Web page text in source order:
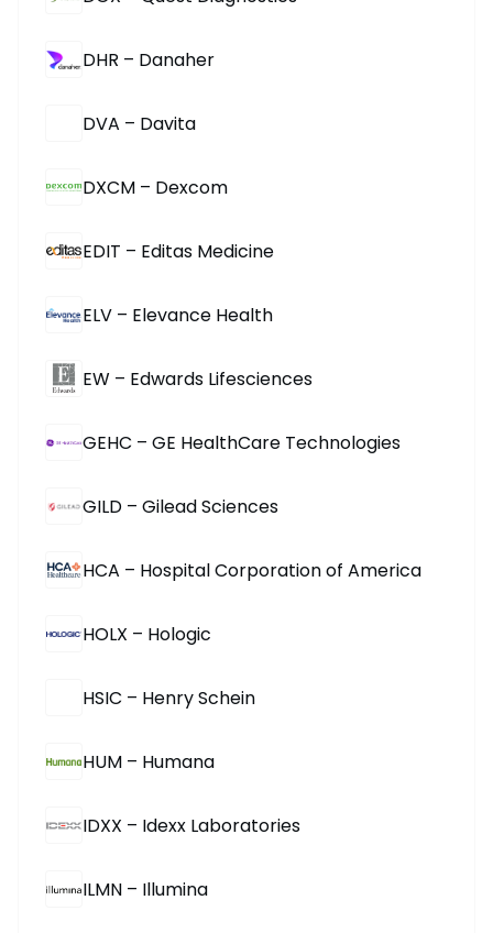
DHR – Danaher
DVA – Davita
DXCM – Dexcom
EDIT – Editas Medicine
ELV – Elevance Health
EW – Edwards Lifesciences
GEHC – GE HealthCare Technologies
GILD – Gilead Sciences
HCA – Hospital Corporation of America
HOLX – Hologic
HSIC – Henry Schein
HUM – Humana
IDXX – Idexx Laboratories
ILMN – Illumina